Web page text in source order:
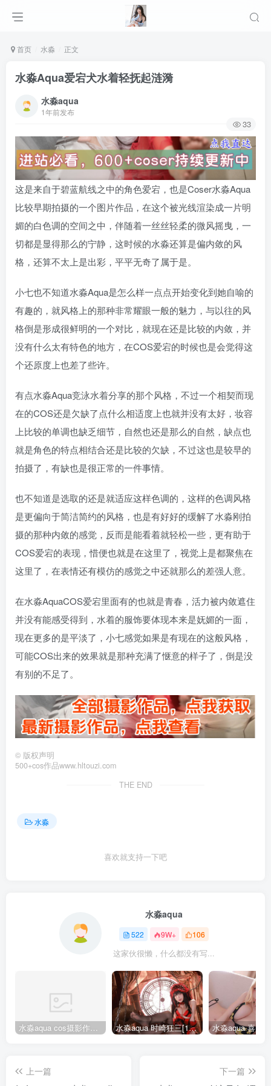
首页 水淼 正文
水淼Aqua爱宕犬水着轻抚起涟漪
水淼aqua
1年前发布
33
这是来自于碧蓝航线之中的角色爱宕，也是Coser水淼Aqua
比较早期拍摄的一个图片作品，在这个被光线渲染成一片明
媚的白色调的空间之中，伴随着一丝丝轻柔的微风摇曳，一
切都是显得那么的宁静，这时候的水淼还算是偏内敛的风
格，还算不太上是出彩，平平无奇了属于是。
小七也不知道水淼Aqua是怎么样一点点开始变化到她自喻的
有趣的，就风格上的那种非常耀眼一般的魅力，与以往的风
格倒是形成很鲜明的一个对比，就现在还是比较的内敛，并
没有什么太有特色的地方，在COS爱宕的时候也是会觉得这
个还原度上也差了些许。
有点水淼Aqua竞泳水着分享的那个风格，不过一个相契而现
在的COS还是欠缺了点什么相适度上也就并没有太好，妆容
上比较的单调也缺乏细节，自然也还是那么的自然，缺点也
就是角色的特点相结合还是比较的欠缺，不过这也是较早的
拍摄了，有缺也是很正常的一件事情。
也不知道是选取的还是就适应这样色调的，这样的色调风格
是更偏向于简洁简约的风格，也是有好好的缓解了水淼刚拍
摄的那种内敛的感觉，反而是能看着就轻松一些，更有助于
COS爱宕的表现，惜便也就是在这里了，视觉上是都聚焦在
这里了，在表情还有模仿的感觉之中还就那么的差强人意。
在水淼AquaCOS爱宕里面有的也就是青春，活力被内敛遮住
并没有能感受得到，水着的服饰要体现本来是妩媚的一面，
现在更多的是平淡了，小七感觉如果是有现在的这般风格，
可能COS出来的效果就是那种充满了惬意的样子了，倒是没
有别的不足了。
© 版权声明
500+cos作品www.hltouzi.com
THE END
水淼
喜欢就支持一下吧
水淼aqua
522 9W+ 106
这家伙很懒，什么都没有写...
水淼aqua cos摄影作品合集155套 水淼aqua 时崎狂三[109P-128MB]
上一篇
下一篇